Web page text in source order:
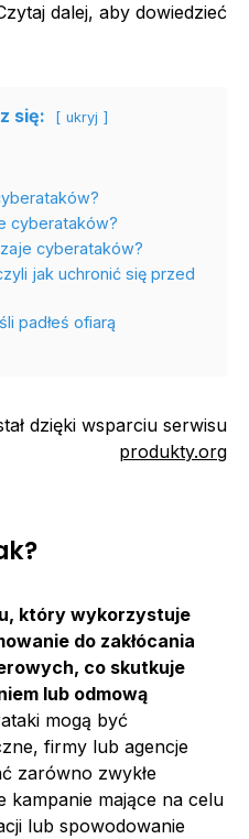
dalej, aby dowiedzieć
się: ukryj
cyberataków?
cyberataków?
jak uchronić się przed
padłeś ofiarą
dzięki wsparciu serwisu
produkty.org
który wykorzystuje
do zakłócania
co skutkuje
lub odmową
mogą być
firmy lub agencje
zarówno zwykłe
kampanie mające na celu
lub spowodowanie